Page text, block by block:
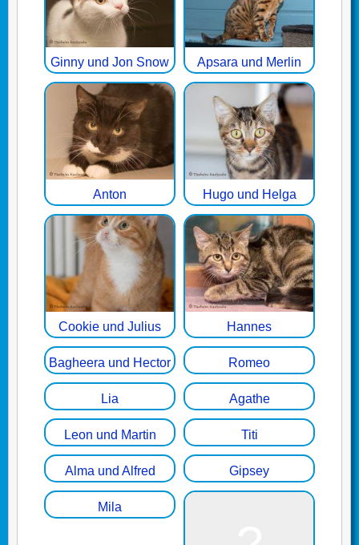
Ginny und Jon Snow Apsara und Merlin
Anton Hugo und Helga
Cookie und Julius Hannes
Bagheera und Hector Romeo
Lia Agathe
Leon und Martin Titi
Alma und Alfred Gipsey
Mila